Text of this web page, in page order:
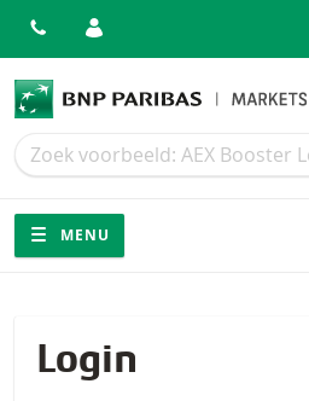
Zoek
Zoek
Navigatie
Site navigatie
MENU
Login